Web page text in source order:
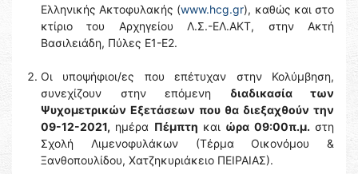
Ελληνικής Ακτοφυλακής (www.hcg.gr), καθώς και στο
κτίριο του Αρχηγείου Λ.Σ.-ΕΛ.ΑΚΤ, στην Ακτή
Βασιλειάδη, Πύλες Ε1-Ε2.
Οι υποψήφιοι/ες που επέτυχαν στην Κολύμβηση,
συνεχίζουν στην επόμενη διαδικασία των
Ψυχομετρικών Εξετάσεων που θα διεξαχθούν την
09-12-2021, ημέρα Πέμπτη και ώρα 09:00π.μ. στη
Σχολή Λιμενοφυλάκων (Τέρμα Οικονόμου &
Ξανθοπουλίδου, Χατζηκυριάκειο ΠΕΙΡΑΙΑΣ).